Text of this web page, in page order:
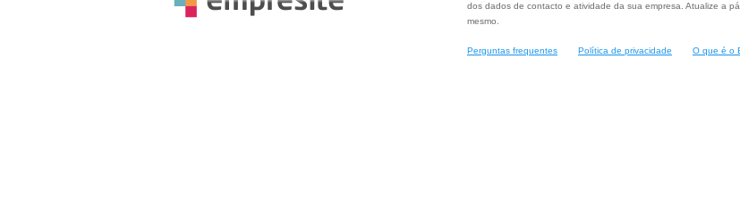
dos dados de contacto e atividade da sua empresa. Atualize a
mesmo.
Perguntas frequentes Política de privacidade O que é o